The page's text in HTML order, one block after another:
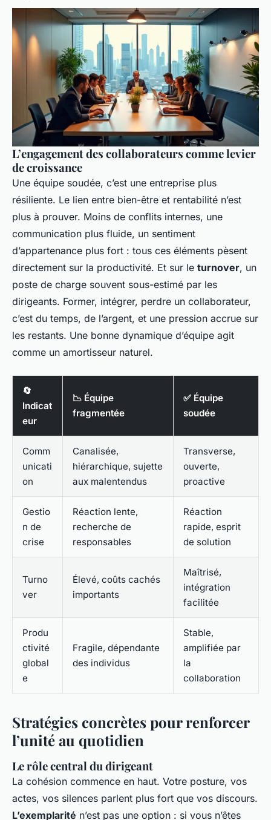
L’engagement des collaborateurs comme levier
de croissance
Une équipe soudée, c’est une entreprise plus
résiliente. Le lien entre bien-être et rentabilité n’est
plus à prouver. Moins de conflits internes, une
communication plus fluide, un sentiment
d’appartenance plus fort : tous ces éléments pèsent
directement sur la productivité. Et sur le turnover, un
poste de charge souvent sous-estimé par les
dirigeants. Former, intégrer, perdre un collaborateur,
c’est du temps, de l’argent, et une pression accrue sur
les restants. Une bonne dynamique d’équipe agit
comme un amortisseur naturel.
🔄
Indicat
eur
📉 Équipe
fragmentée
✅ Équipe
soudée
Comm
unicati
on
Canalisée,
hiérarchique, sujette
aux malentendus
Transverse,
ouverte,
proactive
Gestio
n de
crise
Réaction lente,
recherche de
responsables
Réaction
rapide, esprit
de solution
Turno
ver
Élevé, coûts cachés
importants
Maîtrisé,
intégration
facilitée
Produ
ctivité
global
e
Fragile, dépendante
des individus
Stable,
amplifiée par
la
collaboration
Stratégies concrètes pour renforcer
l’unité au quotidien
Le rôle central du dirigeant
La cohésion commence en haut. Votre posture, vos
actes, vos silences parlent plus fort que vos discours.
L’exemplarité n’est pas une option : si vous n’êtes